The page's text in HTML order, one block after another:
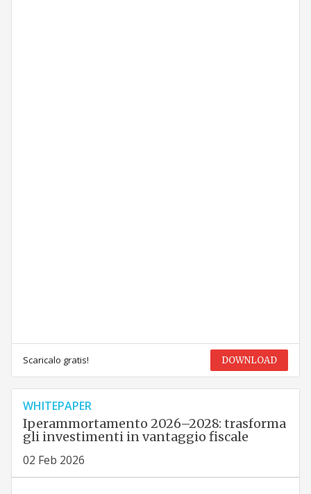
Scaricalo gratis! DOWNLOAD
WHITEPAPER
Iperammortamento 2026–2028: trasforma
gli investimenti in vantaggio fiscale
02 Feb 2026